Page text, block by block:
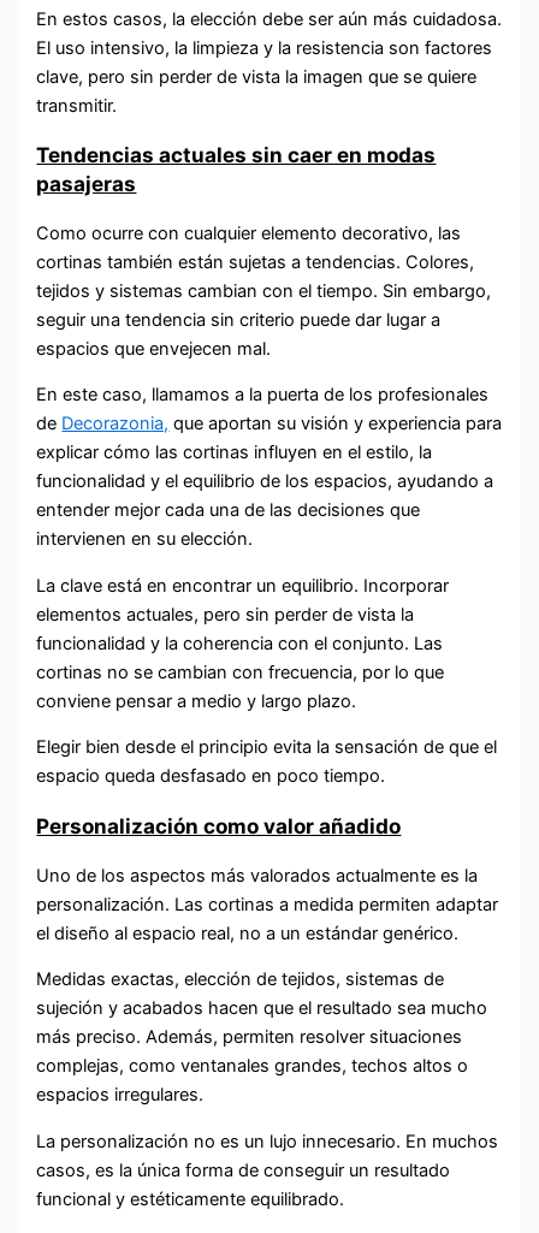
En estos casos, la elección debe ser aún más cuidadosa.
El uso intensivo, la limpieza y la resistencia son factores
clave, pero sin perder de vista la imagen que se quiere
transmitir.
Tendencias actuales sin caer en modas
pasajeras
Como ocurre con cualquier elemento decorativo, las
cortinas también están sujetas a tendencias. Colores,
tejidos y sistemas cambian con el tiempo. Sin embargo,
seguir una tendencia sin criterio puede dar lugar a
espacios que envejecen mal.
En este caso, llamamos a la puerta de los profesionales
de Decorazonia, que aportan su visión y experiencia para
explicar cómo las cortinas influyen en el estilo, la
funcionalidad y el equilibrio de los espacios, ayudando a
entender mejor cada una de las decisiones que
intervienen en su elección.
La clave está en encontrar un equilibrio. Incorporar
elementos actuales, pero sin perder de vista la
funcionalidad y la coherencia con el conjunto. Las
cortinas no se cambian con frecuencia, por lo que
conviene pensar a medio y largo plazo.
Elegir bien desde el principio evita la sensación de que el
espacio queda desfasado en poco tiempo.
Personalización como valor añadido
Uno de los aspectos más valorados actualmente es la
personalización. Las cortinas a medida permiten adaptar
el diseño al espacio real, no a un estándar genérico.
Medidas exactas, elección de tejidos, sistemas de
sujeción y acabados hacen que el resultado sea mucho
más preciso. Además, permiten resolver situaciones
complejas, como ventanales grandes, techos altos o
espacios irregulares.
La personalización no es un lujo innecesario. En muchos
casos, es la única forma de conseguir un resultado
funcional y estéticamente equilibrado.